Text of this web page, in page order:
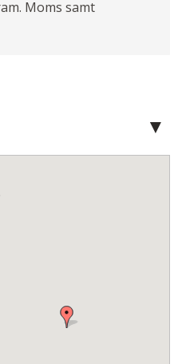
Moms samt